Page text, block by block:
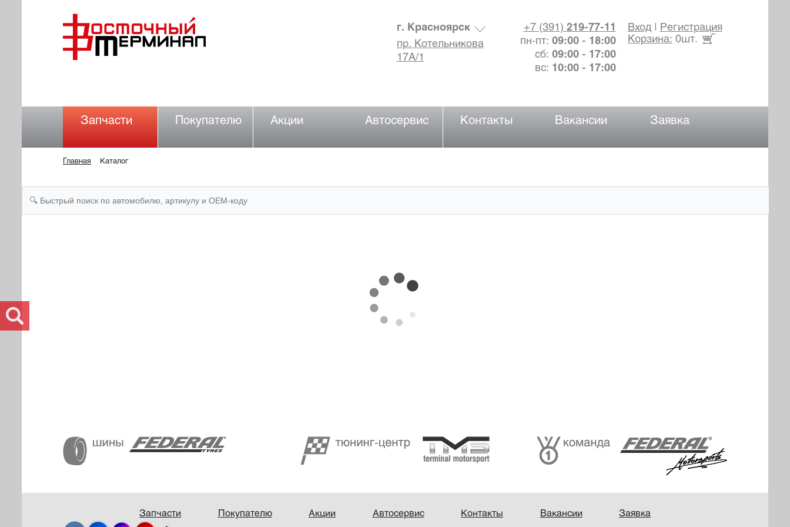
Вход|
Регистрация
Корзина: 0шт.
+7 (391) 219-77-11
пн-пт: 09:00 - 18:00
сб: 09:00 - 17:00
вс: 10:00 - 17:00
г. Красноярск
пр. Котельникова
17А/1
Запчасти Покупателю Акции Автосервис Контакты Вакансии Заявка
Главная Каталог
Запчасти Покупателю Акции Автосервис Контакты Вакансии Заявка